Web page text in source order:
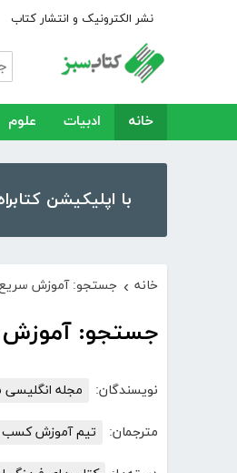
نشر الکترونیک و انتشار کتاب
خانه ادبیات علوم
با اپلیکیشن کتابراه، بیش از ۵۰،۰۰۰ کتاب، کتاب صوتی و رمان را
خانه › جستجو: آموزش سریع
جستجو: آموزش
نویسندگان: مجله
مترجمان: تیم آموزش کسب و